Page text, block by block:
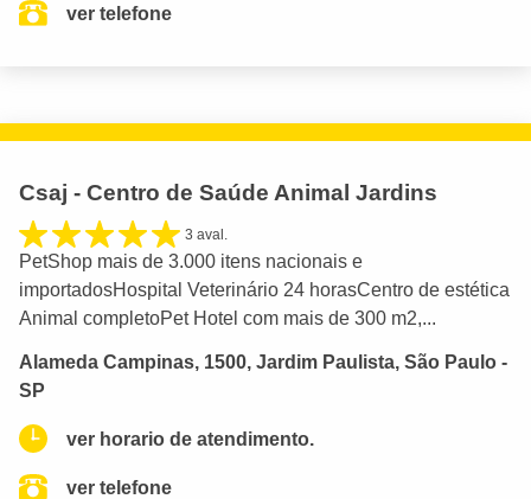
ver telefone
Csaj - Centro de Saúde Animal Jardins
3 aval.
PetShop mais de 3.000 itens nacionais e
importadosHospital Veterinário 24 horasCentro de estética
Animal completoPet Hotel com mais de 300 m2,...
Alameda Campinas, 1500, Jardim Paulista, São Paulo -
SP
ver horario de atendimento.
ver telefone